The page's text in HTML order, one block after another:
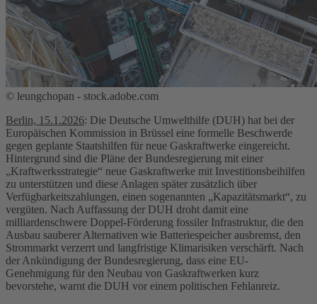
© leungchopan - stock.adobe.com
Berlin, 15.1.2026: Die Deutsche Umwelthilfe (DUH) hat bei der
Europäischen Kommission in Brüssel eine formelle Beschwerde
gegen geplante Staatshilfen für neue Gaskraftwerke eingereicht.
Hintergrund sind die Pläne der Bundesregierung mit einer
„Kraftwerksstrategie“ neue Gaskraftwerke mit Investitionsbeihilfen
zu unterstützen und diese Anlagen später zusätzlich über
Verfügbarkeitszahlungen, einen sogenannten „Kapazitätsmarkt“, zu
vergüten. Nach Auffassung der DUH droht damit eine
milliardenschwere Doppel-Förderung fossiler Infrastruktur, die den
Ausbau sauberer Alternativen wie Batteriespeicher ausbremst, den
Strommarkt verzerrt und langfristige Klimarisiken verschärft. Nach
der Ankündigung der Bundesregierung, dass eine EU-
Genehmigung für den Neubau von Gaskraftwerken kurz
bevorstehe, warnt die DUH vor einem politischen Fehlanreiz.